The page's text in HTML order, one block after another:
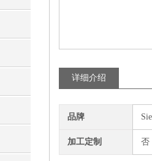
详细介绍
品牌
加工定制 否